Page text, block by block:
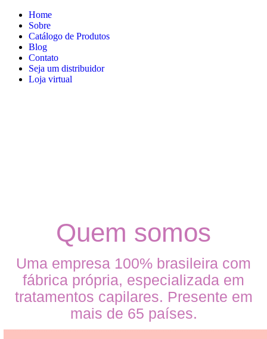
Home
Sobre
Catálogo de Produtos
Blog
Contato
Seja um distribuidor
Loja virtual
Quem somos
Uma empresa 100% brasileira com
fábrica própria, especializada em
tratamentos capilares. Presente em
mais de 65 países.